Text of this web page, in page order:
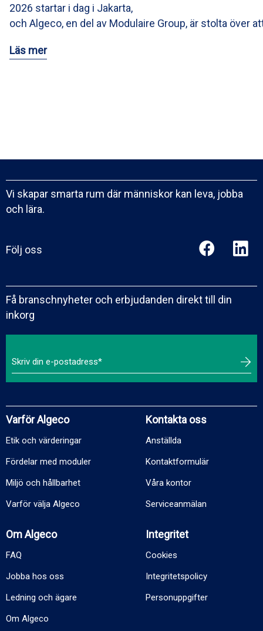
2026 startar i dag i Jakarta,
och Algeco, en del av Modulaire Group, är stolta över
Läs mer
Vi skapar smarta rum där människor kan leva, jobba
och lära.
Följ oss
Få branschnyheter och erbjudanden direkt till din
inkorg
Varför Algeco
Etik och värderingar
Fördelar med moduler
Miljö och hållbarhet
Varför välja Algeco
Kontakta oss
Anställda
Kontaktformulär
Våra kontor
Serviceanmälan
Om Algeco
FAQ
Jobba hos oss
Ledning och ägare
Om Algeco
Integritet
Cookies
Integritetspolicy
Personuppgifter